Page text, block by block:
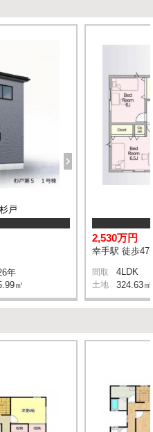
戸
年
㎡
2,530万円
幸手駅 徒歩47
間取 4LDK
土地 324.63㎡